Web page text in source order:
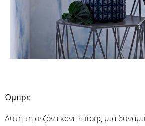
Όμπρε
Αυτή τη σεζόν έκανε επίσης μια